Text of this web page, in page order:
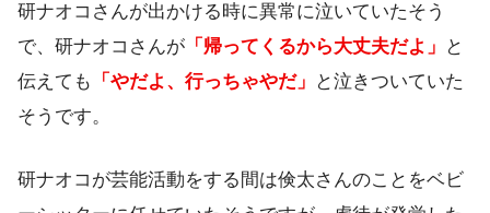
研ナオコさんが出かける時に異常に泣いていたそう
で、研ナオコさんが 「帰ってくるから大丈夫だよ」
と
伝えても
「やだよ、行っちゃやだ」
と泣きついていた
そうです。
研ナオコが芸能活動をする間は倹太さんのことをベビ